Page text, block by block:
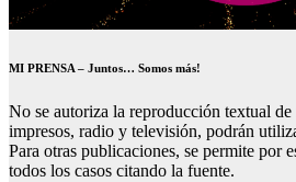
MI PRENSA – Juntos… Somos más!
No se autoriza la reproducción textual
impresos, radio y televisión, podrán
Para otras publicaciones, se permite por
todos los casos citando la fuente.